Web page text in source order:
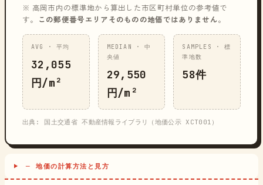
※ 高岡市内の標準地から算出した市区町村単位の参考値で
す。
この郵便番号エリアそのものの地価ではありません。
AVG · 平均
32,055
円/m²
MEDIAN · 中
央値
29,550
円/m²
SAMPLES · 標
準地数
58件
出典: 国土交通省 不動産情報ライブラリ（地価公示 XCT001）
─ 地価の計算方法と見方